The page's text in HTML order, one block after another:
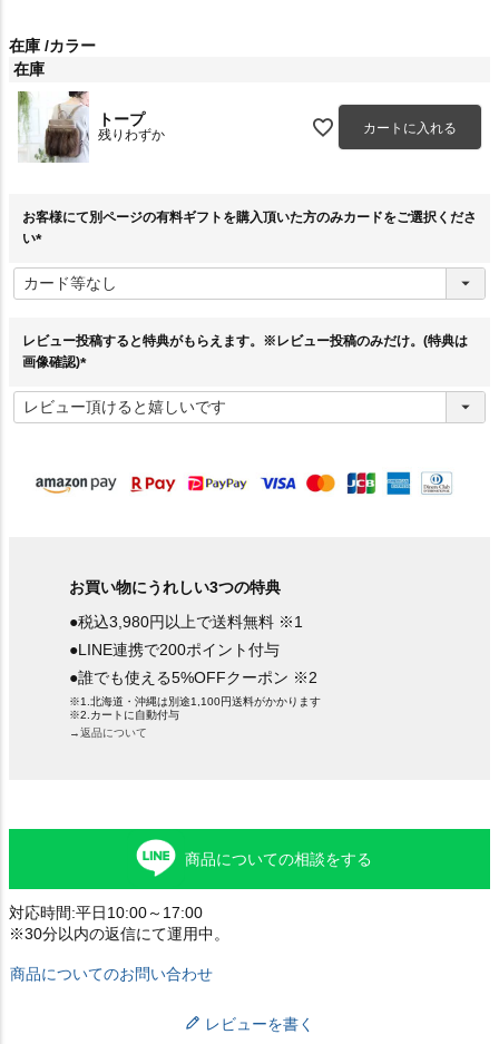
在庫 カラー
在庫
トープ
残りわずか カートに入れる
お客様にて別ページの有料ギフトを購入頂いた方のみカードをご選択くださ
い
必
須
レビュー投稿すると特典がもらえます。※レビュー投稿のみだけ。(特典は
画像確認)
必
須
お買い物にうれしい3つの特典
●税込3,980円以上で送料無料 ※1
●LINE連携で200ポイント付与
●誰でも使える5%OFFクーポン ※2
※1.北海道・沖縄は別途1,100円送料がかかります
※2.カートに自動付与
→返品について
商品についての相談をする
対応時間:平日10:00～17:00
※30分以内の返信にて運用中。
商品についてのお問い合わせ
レビューを書く